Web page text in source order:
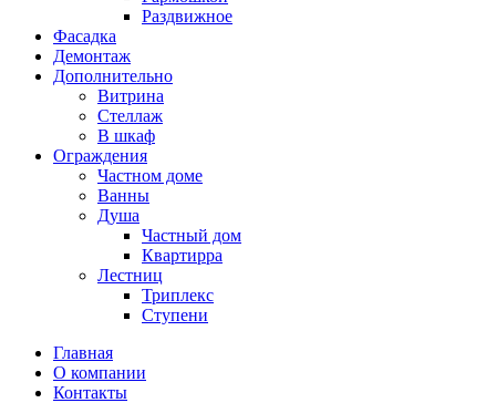
Раздвижное
Фасадка
Демонтаж
Дополнительно
Витрина
Стеллаж
В шкаф
Ограждения
Частном доме
Ванны
Душа
Частный дом
Квартирра
Лестниц
Триплекс
Ступени
Главная
О компании
Контакты